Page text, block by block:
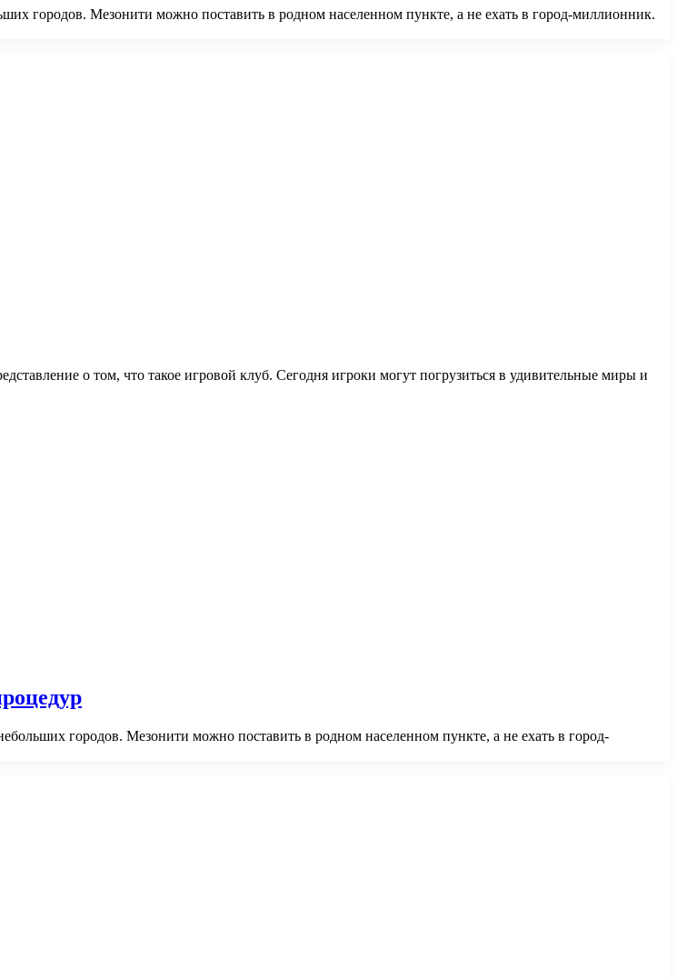
городов. Мезонити можно поставить в родном населенном пункте, а не ехать в город-миллионник.
о том, что такое игровой клуб. Сегодня игроки могут погрузиться в удивительные миры и
городов. Мезонити можно поставить в родном населенном пункте, а не ехать в город-